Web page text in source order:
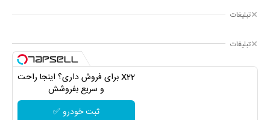
تبلیغات
تبلیغات
X22 برای فروش داری؟ اینجا راحت
و سریع بفروشش
ثبت خودرو ✅